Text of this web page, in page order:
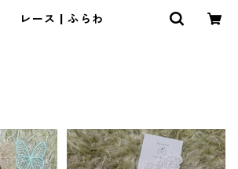
レース | ふらわ